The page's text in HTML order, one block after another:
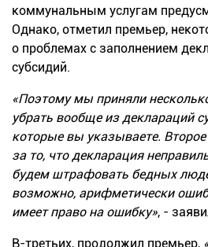
коммунальным услугам
Однако, отметил премьер,
о проблемах с заполнением
субсидий.
«Поэтому мы приняли
убрать вообще из деклараций
которые вы указываете.
за то, что декларация
будем штрафовать бедных
возможно, арифметически
имеет право на ошибку», -
В-третьих, продолжил премьер,